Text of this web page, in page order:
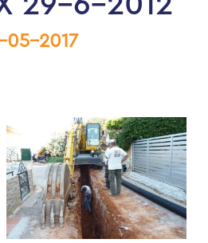
05-2017